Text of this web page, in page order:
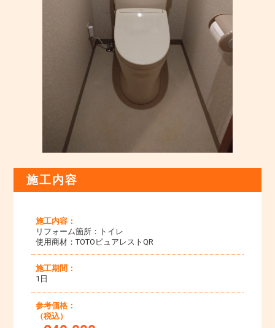
施工内容
施工内容：
リフォーム箇所：トイレ
使用商材：TOTOピュアレストQR
施工期間：
1日
参考価格：
（税込）